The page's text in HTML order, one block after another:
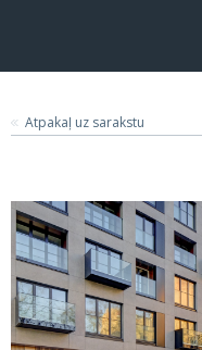
Atpakaļ uz sarakstu